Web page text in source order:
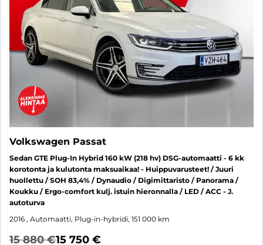
Volkswagen Passat
Sedan GTE Plug-In Hybrid 160 kW (218 hv) DSG-automaatti - 6 kk
korotonta ja kulutonta maksuaikaa! - Huippuvarusteet! / Juuri
huollettu / SOH 83,4% / Dynaudio / Digimittaristo / Panorama /
Koukku / Ergo-comfort kulj. istuin hieronnalla / LED / ACC - J.
autoturva
2016 , Automaatti, Plug-in-hybridi, 151 000 km
15 880 €15 750 €